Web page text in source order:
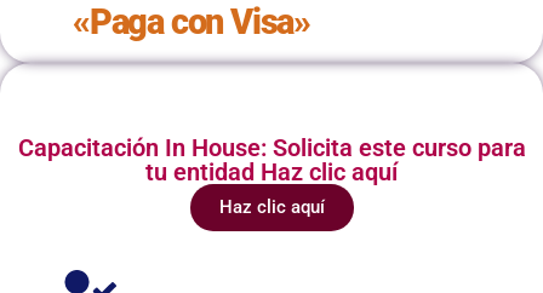
«Paga con Visa»
Capacitación In House: Solicita este curso para
tu entidad Haz clic aquí
Haz clic aquí